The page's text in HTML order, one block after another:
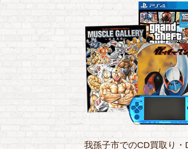
我孫子市でのCD買取り・